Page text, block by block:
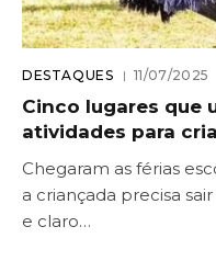
DESTAQUES 11/07/2025
Cinco lugares que
atividades para
Chegaram as férias
a criançada precisa
e claro…